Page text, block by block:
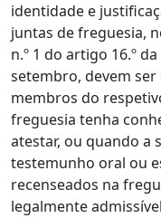
identidade e
juntas de freguesia,
n.º 1 do artigo 16.º
setembro, devem
membros do
freguesia tenha
atestar, ou quando a
testemunho oral ou
recenseados na
legalmente